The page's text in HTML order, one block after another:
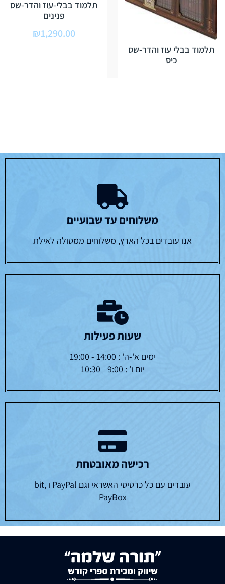
תלמוד בבלי עוז והדר-שס
כיס
תלמוד בבלי-עוז והדר-שס
פנינים
₪1,290.00
משלוחים עד שבועיים
אנו עובדים בכל הארץ, משלוחים ממטולה לאילת
שעות פעילות
ימים א'-ה' : 14:00 - 19:00
יום ו' : 9:00 - 10:30
רכישה מאובטחת
עובדים עם כל כרטיסי האשראי וגם PayPal ו bit,
PayBox